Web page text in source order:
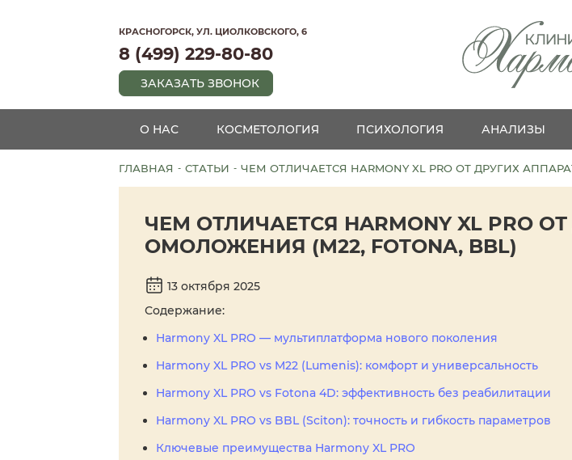
КРАСНОГОРСК, УЛ. ЦИОЛКОВСКОГО, 6
8 (499) 229-80-80
ЗАКАЗАТЬ ЗВОНОК
О НАС КОСМЕТОЛОГИЯ ПСИХОЛОГИЯ АНАЛИЗЫ
ГЛАВНАЯ - СТАТЬИ - ЧЕМ ОТЛИЧАЕТСЯ HARMONY XL PRO ОТ ДРУГИХ
ЧЕМ ОТЛИЧАЕТСЯ HARMONY XL PRO
ОМОЛОЖЕНИЯ (M22, FOTONA, BBL)
13 октября 2025
Содержание:
Harmony XL PRO — мультиплатформа нового поколения
Harmony XL PRO vs M22 (Lumenis): комфорт и универсальность
Harmony XL PRO vs Fotona 4D: эффективность без реабилитации
Harmony XL PRO vs BBL (Sciton): точность и гибкость параметров
Ключевые преимущества Harmony XL PRO